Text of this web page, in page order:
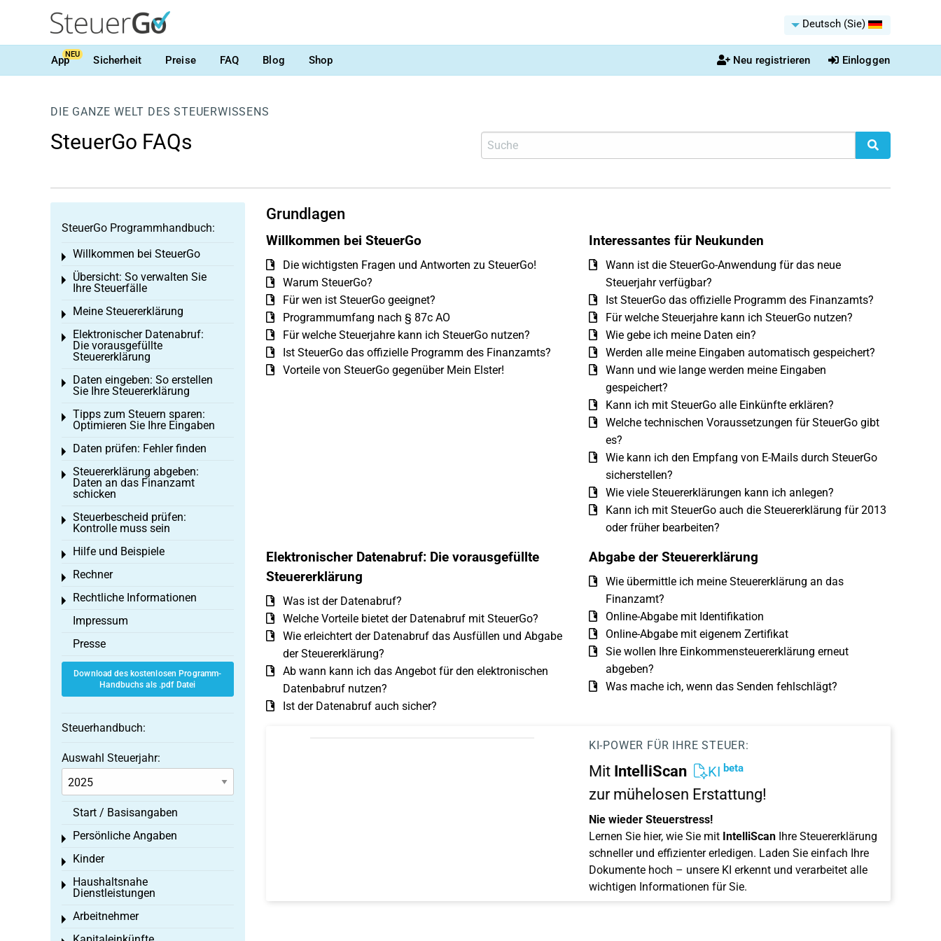
Deutsch (Sie)
AppNEU Sicherheit Preise FAQ Blog Shop Neu registrieren Einloggen
DIE GANZE WELT DES STEUERWISSENS
SteuerGo FAQs
Grundlagen
Willkommen bei SteuerGo
Die wichtigsten Fragen und Antworten zu SteuerGo!
Warum SteuerGo?
Für wen ist SteuerGo geeignet?
Programmumfang nach § 87c AO
Für welche Steuerjahre kann ich SteuerGo nutzen?
Ist SteuerGo das offizielle Programm des Finanzamts?
Vorteile von SteuerGo gegenüber Mein Elster!
Interessantes für Neukunden
Wann ist die SteuerGo-Anwendung für das neue
Steuerjahr verfügbar?
Ist SteuerGo das offizielle Programm des Finanzamts?
Für welche Steuerjahre kann ich SteuerGo nutzen?
Wie gebe ich meine Daten ein?
Werden alle meine Eingaben automatisch gespeichert?
Wann und wie lange werden meine Eingaben
gespeichert?
Kann ich mit SteuerGo alle Einkünfte erklären?
Welche technischen Voraussetzungen für SteuerGo gibt
es?
Wie kann ich den Empfang von E-Mails durch SteuerGo
sicherstellen?
Wie viele Steuererklärungen kann ich anlegen?
Kann ich mit SteuerGo auch die Steuererklärung für 2013
oder früher bearbeiten?
Elektronischer Datenabruf: Die vorausgefüllte
Steuererklärung
Was ist der Datenabruf?
Welche Vorteile bietet der Datenabruf mit SteuerGo?
Wie erleichtert der Datenabruf das Ausfüllen und Abgabe
der Steuererklärung?
Ab wann kann ich das Angebot für den elektronischen
Datenbabruf nutzen?
Ist der Datenabruf auch sicher?
Abgabe der Steuererklärung
Wie übermittle ich meine Steuererklärung an das
Finanzamt?
Online-Abgabe mit Identifikation
Online-Abgabe mit eigenem Zertifikat
Sie wollen Ihre Einkommensteuererklärung erneut
abgeben?
Was mache ich, wenn das Senden fehlschlägt?
KI-POWER FÜR IHRE STEUER:
Mit IntelliScan KI beta
zur mühelosen Erstattung!
Nie wieder Steuerstress!
Lernen Sie hier, wie Sie mit IntelliScanIhre Steuererklärung
schneller und effizienter erledigen. Laden Sie einfach Ihre
Dokumente hoch – unsere KI erkennt und verarbeitet alle
wichtigen Informationen für Sie.
SteuerGo Programmhandbuch:
Willkommen bei SteuerGo
Toggle menu
Übersicht: So verwalten Sie
Ihre Steuerfälle
Toggle menu
Meine Steuererklärung
Toggle menu
Elektronischer Datenabruf:
Die vorausgefüllte
Steuererklärung
Toggle menu
Daten eingeben: So erstellen
Sie Ihre Steuererklärung
Toggle menu
Tipps zum Steuern sparen:
Optimieren Sie Ihre Eingaben
Toggle menu
Daten prüfen: Fehler finden
Toggle menu
Steuererklärung abgeben:
Daten an das Finanzamt
schicken
Toggle menu
Steuerbescheid prüfen:
Kontrolle muss sein
Toggle menu
Hilfe und Beispiele
Toggle menu
Rechner
Toggle menu
Rechtliche Informationen
Toggle menu
Impressum
Presse
Download des kostenlosen Programm-
Handbuchs als .pdf Datei
Steuerhandbuch:
Auswahl Steuerjahr:
Start / Basisangaben
Persönliche Angaben
Toggle menu
Kinder
Toggle menu
Haushaltsnahe
Dienstleistungen
Toggle menu
Arbeitnehmer
Toggle menu